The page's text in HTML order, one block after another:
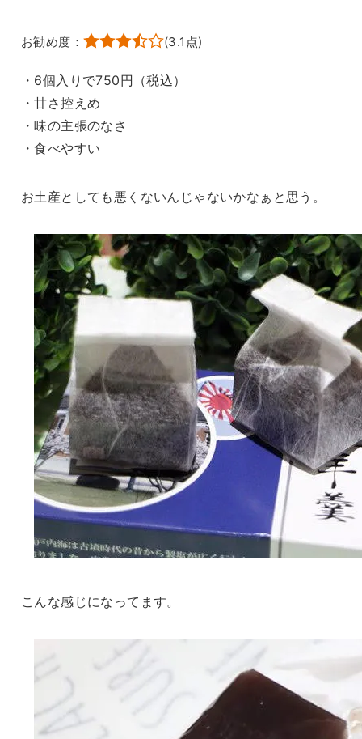
お勧め度： (3.1 点)
・6個入りで750円（税込）
・甘さ控えめ
・味の主張のなさ
・食べやすい
お土産としても悪くないんじゃないかなぁと思う。
こんな感じになってます。